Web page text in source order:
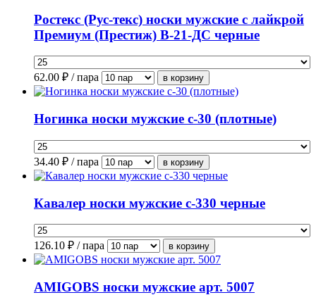
Ростекс (Рус-текс) носки мужские с лайкрой
Премиум (Престиж) В-21-ДС черные
62.00 ₽ / пара
Ногинка носки мужские с-30 (плотные)
34.40 ₽ / пара
Кавалер носки мужские с-330 черные
126.10 ₽ / пара
AMIGOBS носки мужские арт. 5007